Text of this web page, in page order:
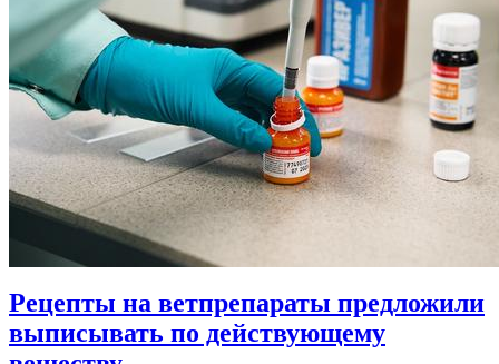
Рецепты на ветпрепараты предложили
выписывать по действующему